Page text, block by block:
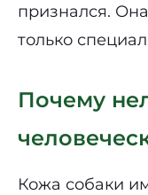
признался.
только
Почему
Кожа собаки